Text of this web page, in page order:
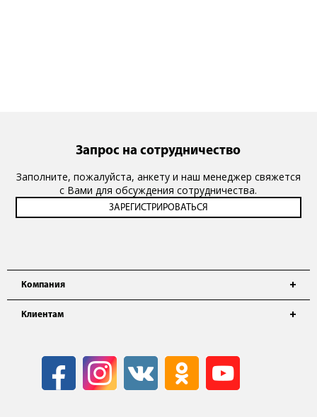
Компания
Клиентам
Запрос на сотрудничество
Заполните, пожалуйста, анкету и наш менеджер свяжется
с Вами для обсуждения сотрудничества.